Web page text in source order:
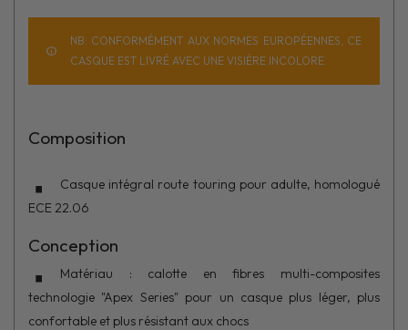
NB: CONFORMÉMENT AUX NORMES EUROPÉENNES, CE
CASQUE EST LIVRÉ AVEC UNE VISIÈRE INCOLORE.
Composition
Casque intégral route touring pour adulte, homologué
ECE 22.06
Conception
Matériau : calotte en fibres multi-composites
technologie "Apex Series" pour un casque plus léger, plus
confortable et plus résistant aux chocs